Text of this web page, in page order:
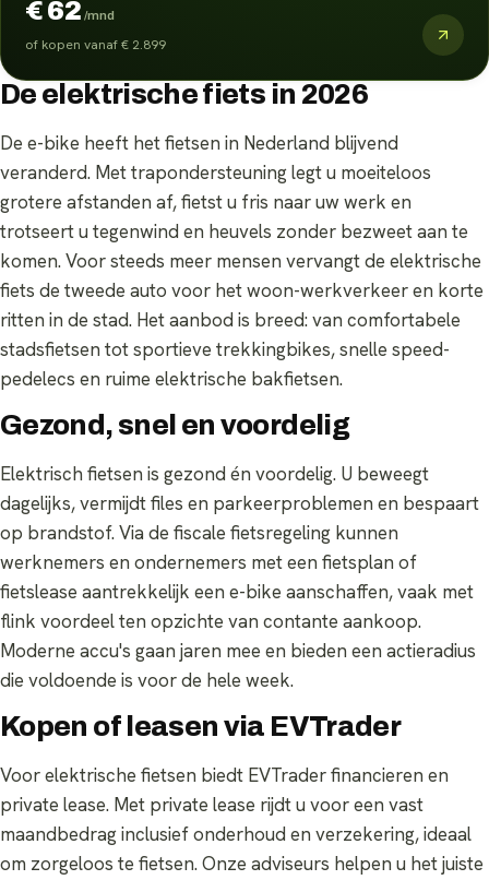
€ 62 /mnd
of kopen vanaf€ 2.899
De elektrische fiets in 2026
De e-bike heeft het fietsen in Nederland blijvend
veranderd. Met trapondersteuning legt u moeiteloos
grotere afstanden af, fietst u fris naar uw werk en
trotseert u tegenwind en heuvels zonder bezweet aan te
komen. Voor steeds meer mensen vervangt de elektrische
fiets de tweede auto voor het woon-werkverkeer en korte
ritten in de stad. Het aanbod is breed: van comfortabele
stadsfietsen tot sportieve trekkingbikes, snelle speed-
pedelecs en ruime elektrische bakfietsen.
Gezond, snel en voordelig
Elektrisch fietsen is gezond én voordelig. U beweegt
dagelijks, vermijdt files en parkeerproblemen en bespaart
op brandstof. Via de fiscale fietsregeling kunnen
werknemers en ondernemers met een fietsplan of
fietslease aantrekkelijk een e-bike aanschaffen, vaak met
flink voordeel ten opzichte van contante aankoop.
Moderne accu's gaan jaren mee en bieden een actieradius
die voldoende is voor de hele week.
Kopen of leasen via EVTrader
Voor elektrische fietsen biedt EVTrader financieren en
private lease. Met private lease rijdt u voor een vast
maandbedrag inclusief onderhoud en verzekering, ideaal
om zorgeloos te fietsen. Onze adviseurs helpen u het juiste